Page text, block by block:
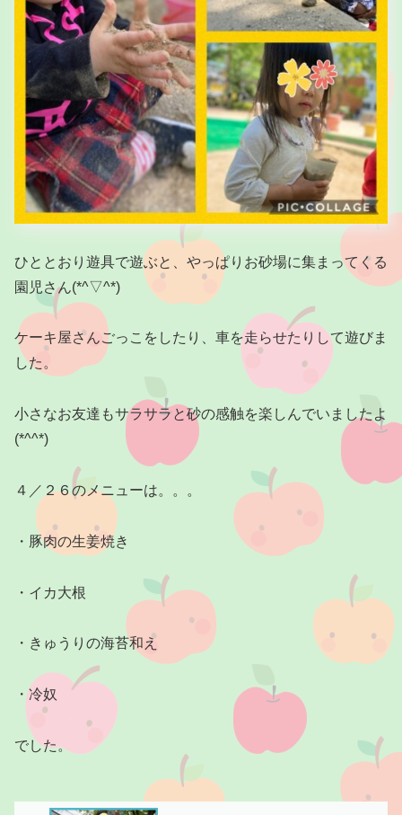
ひととおり遊具で遊ぶと、やっぱりお砂場に集まってくる
園児さん(*^▽^*)
ケーキ屋さんごっこをしたり、車を走らせたりして遊びま
した。
小さなお友達もサラサラと砂の感触を楽しんでいましたよ
(*^^*)
４／２６のメニューは。。。
・豚肉の生姜焼き
・イカ大根
・きゅうりの海苔和え
・冷奴
でした。